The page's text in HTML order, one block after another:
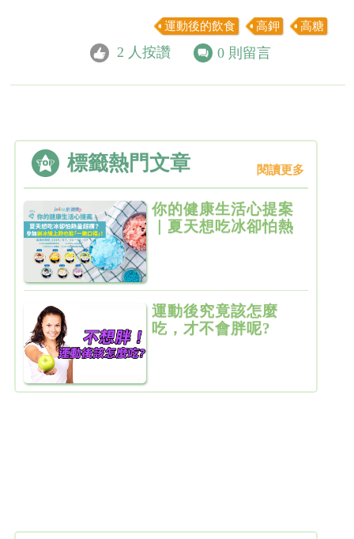
運動後的飲食 高鉀 高糖
2 人按讚 0 則留言
標籤熱門文章 閱讀更多
你的健康生活心提案
｜夏天想吃冰卻怕熱
運動後究竟該怎麼
吃，才不會胖呢?